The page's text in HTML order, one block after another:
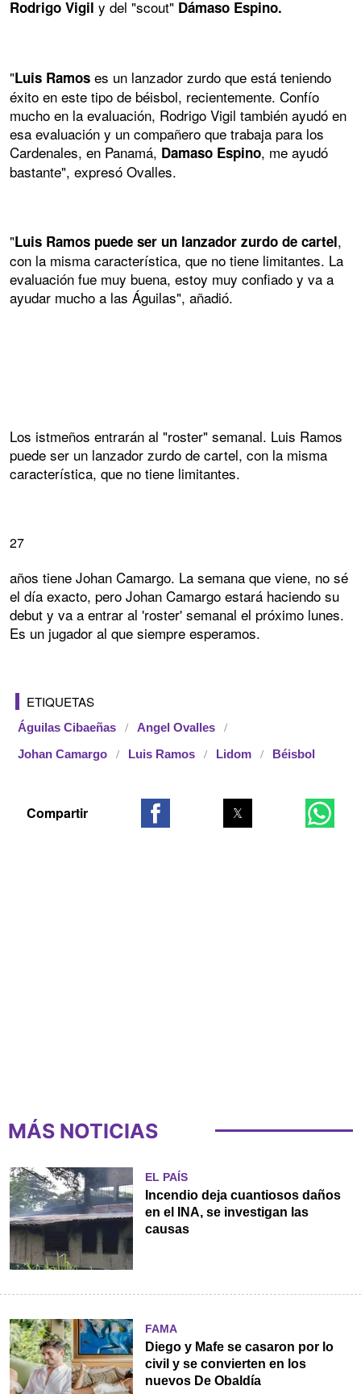
Rodrigo Vigil y del "scout" Dámaso Espino.
"Luis Ramos es un lanzador zurdo que está teniendo
éxito en este tipo de béisbol, recientemente. Confío
mucho en la evaluación, Rodrigo Vigil también ayudó en
esa evaluación y un compañero que trabaja para los
Cardenales, en Panamá, Damaso Espino, me ayudó
bastante", expresó Ovalles.
"Luis Ramos puede ser un lanzador zurdo de cartel,
con la misma característica, que no tiene limitantes. La
evaluación fue muy buena, estoy muy confiado y va a
ayudar mucho a las Águilas", añadió.
Los istmeños entrarán al "roster" semanal. Luis Ramos
puede ser un lanzador zurdo de cartel, con la misma
característica, que no tiene limitantes.
27
años tiene Johan Camargo. La semana que viene, no sé
el día exacto, pero Johan Camargo estará haciendo su
debut y va a entrar al 'roster' semanal el próximo lunes.
Es un jugador al que siempre esperamos.
ETIQUETAS
Águilas Cibaeñas Angel Ovalles
Johan Camargo Luis Ramos Lidom Béisbol
MÁS NOTICIAS
EL PAÍS
Incendio deja cuantiosos daños
en el INA, se investigan las
causas
FAMA
Diego y Mafe se casaron por lo
civil y se convierten en los
nuevos De Obaldía